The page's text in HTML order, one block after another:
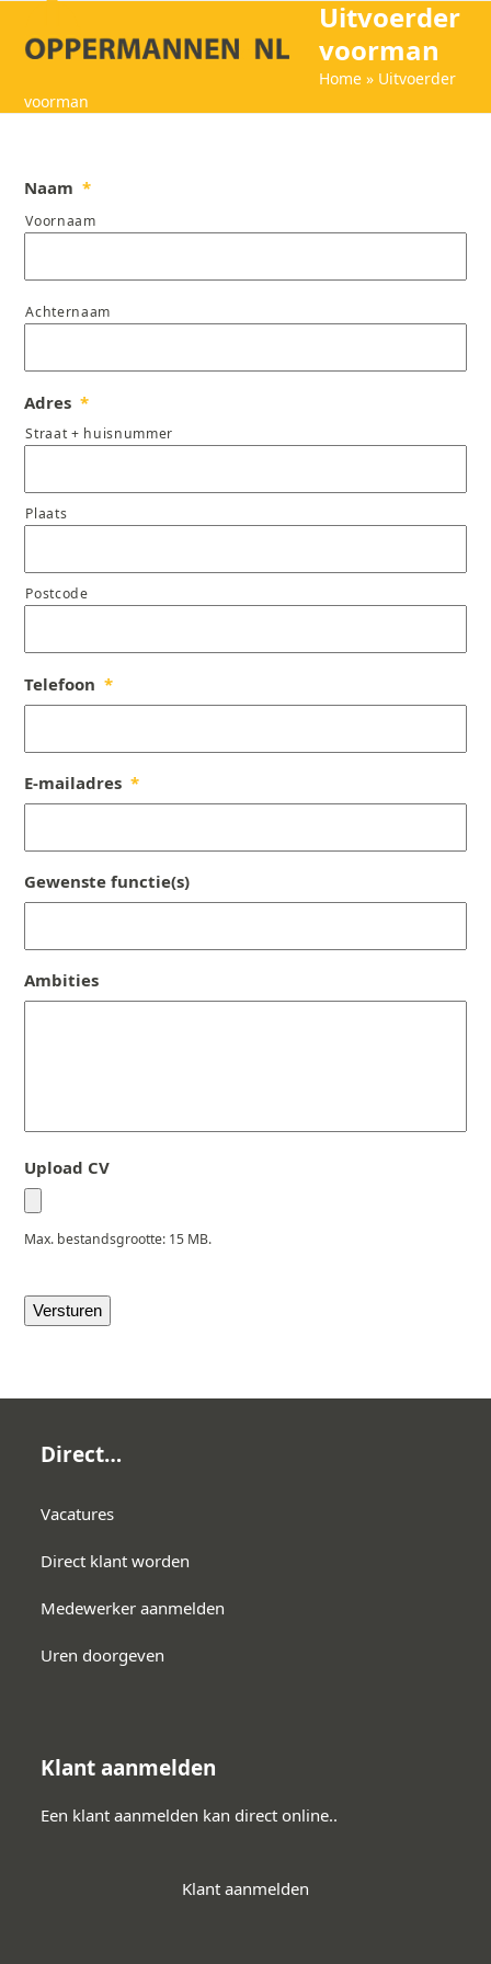
contentmobile
mobile
Uitvoerder
voorman
Home » Uitvoerder
voorman
Naam *
Voornaam
Achternaam
Adres *
Straat + huisnummer
Plaats
Postcode
Telefoon *
E-mailadres *
Gewenste functie(s)
Ambities
Upload CV
Max. bestandsgrootte: 15 MB.
Versturen
Direct…
Vacatures
Direct klant worden
Medewerker aanmelden
Uren doorgeven
Klant aanmelden
Een klant aanmelden kan direct online..
Klant aanmelden